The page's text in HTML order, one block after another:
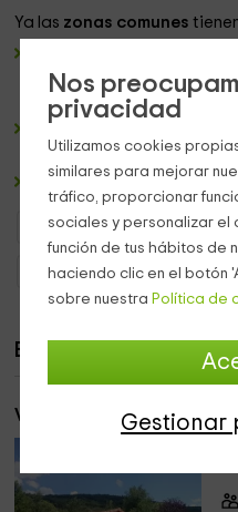
Nos
privacidad
Utilizamos cookies
similares para mejorar
tráfico, proporcionar
sociales y personalizar el
función de tus hábitos de
haciendo clic en el botón
sobre nuestra Política de
Gestionar
Ya las zonas comunes
que puedas tomar el
disfrutas del paisaje.
mesas para eventos de
Una zona de
barbacoas
Bungalows y Cabañas La Rioja
Bungalows y Cabañas Villanueva De
Bungalows
Villa 6 pax 3 dormitorios